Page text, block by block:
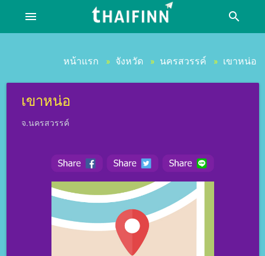
menu search
หน้าแรก » จังหวัด » นครสวรรค์ » เขาหน่อ
เขาหน่อ
จ.นครสวรรค์